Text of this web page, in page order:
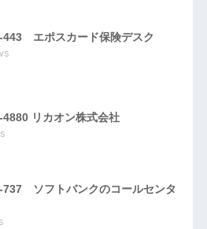
443 エポスカード保険デスク
リカオン株式会社
737 ソフトバンクのコールセンタ